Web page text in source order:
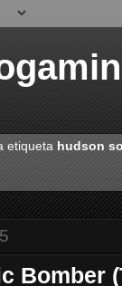
etiqueta hudson
Bomber